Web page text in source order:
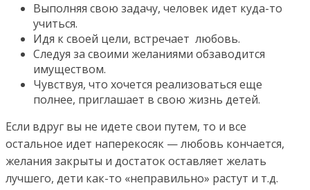
Выполняя свою задачу, человек идет куда-то
учиться.
Идя к своей цели, встречает любовь.
Следуя за своими желаниями обзаводится
имуществом.
Чувствуя, что хочется реализоваться еще
полнее, приглашает в свою жизнь детей.
Если вдруг вы не идете свои путем, то и все
остальное идет наперекосяк — любовь кончается,
желания закрыты и достаток оставляет желать
лучшего, дети как-то «неправильно» растут и т.д.